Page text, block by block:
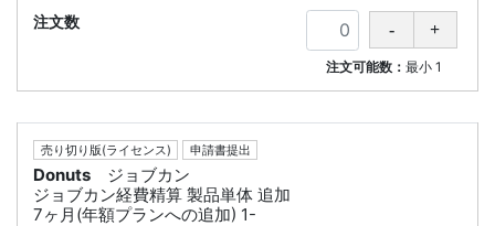
注文可能数：最小 1
売り切り版(ライセンス) 申請書提出
Donuts
ジョブカン
ジョブカン経費精算 製品単体 追加
7ヶ月(年額プランへの追加) 1-